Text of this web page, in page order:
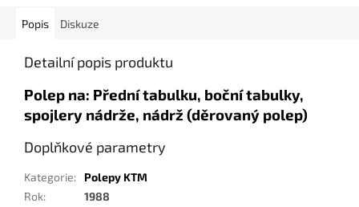
Popis Diskuze
Detailní popis produktu
Polep na: Přední tabulku, boční tabulky,
spojlery nádrže, nádrž (děrovaný polep)
Doplňkové parametry
Kategorie:
Polepy KTM
Rok:
1988